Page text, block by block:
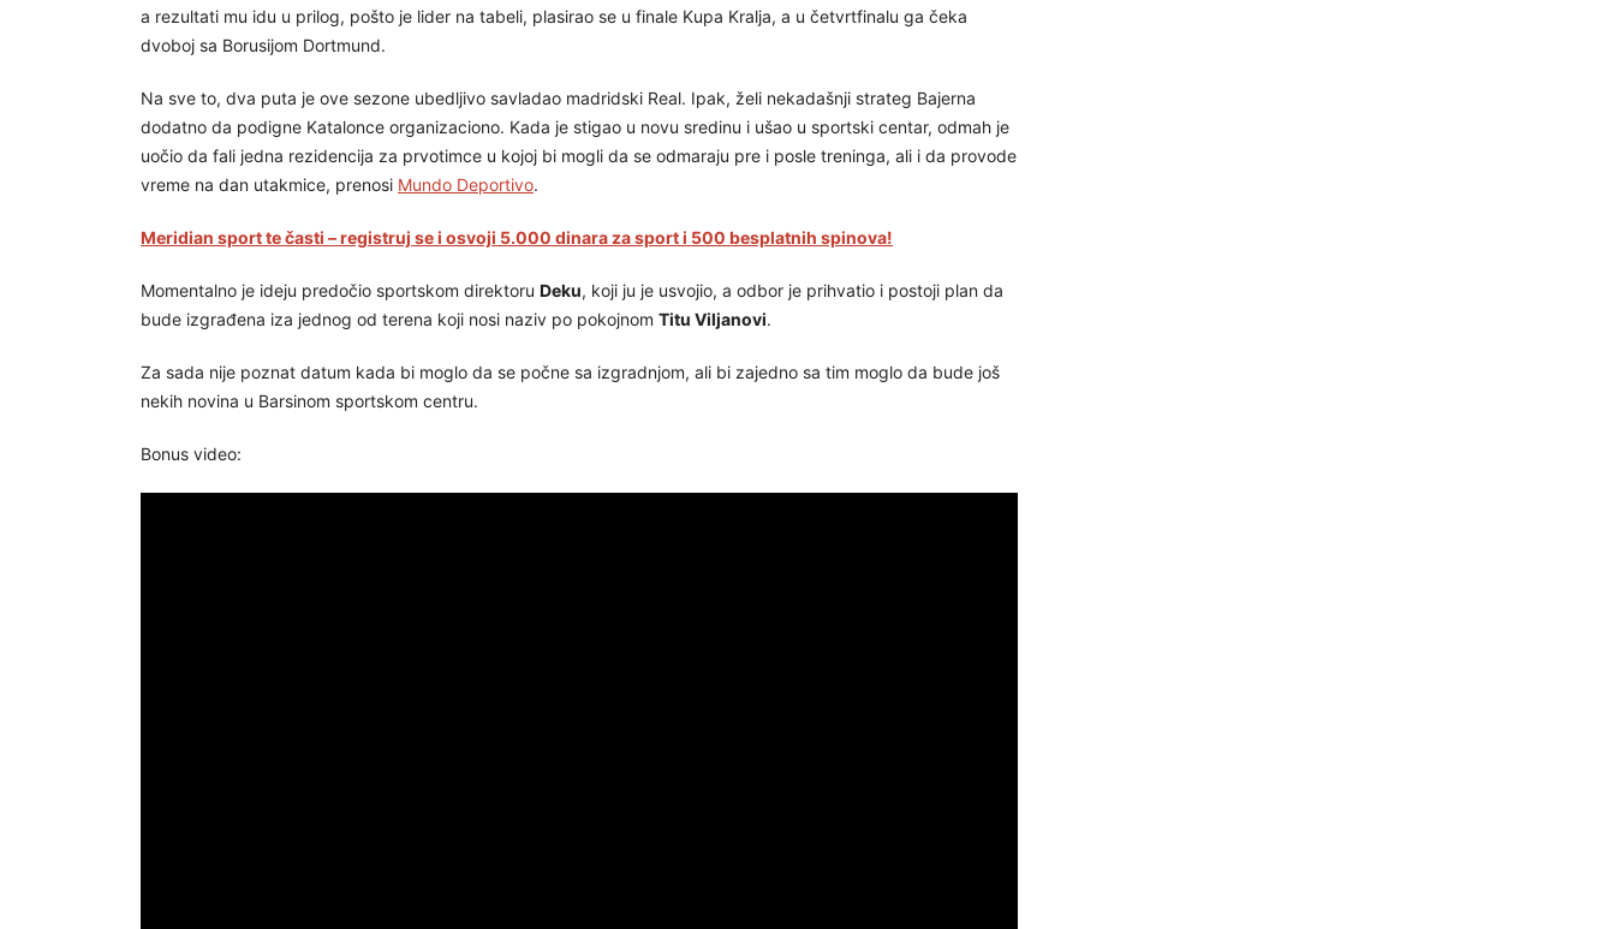
a rezultati mu idu u prilog, pošto je lider na tabeli, plasirao se u finale Kupa Kralja, a u četvrtfinalu ga čeka
dvoboj sa Borusijom Dortmund.
Na sve to, dva puta je ove sezone ubedljivo savladao madridski Real. Ipak, želi nekadašnji strateg Bajerna
dodatno da podigne Katalonce organizaciono. Kada je stigao u novu sredinu i ušao u sportski centar, odmah je
uočio da fali jedna rezidencija za prvotimce u kojoj bi mogli da se odmaraju pre i posle treninga, ali i da provode
vreme na dan utakmice, prenosi Mundo Deportivo.
Meridian sport te časti – registruj se i osvoji 5.000 dinara za sport i 500 besplatnih spinova!
Momentalno je ideju predočio sportskom direktoru Deku, koji ju je usvojio, a odbor je prihvatio i postoji plan da
bude izgrađena iza jednog od terena koji nosi naziv po pokojnom Titu Viljanovi.
Za sada nije poznat datum kada bi moglo da se počne sa izgradnjom, ali bi zajedno sa tim moglo da bude još
nekih novina u Barsinom sportskom centru.
Bonus video: